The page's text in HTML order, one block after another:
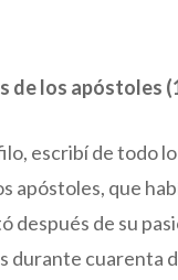
de los apóstoles
escribí de todo
apóstoles, que
después de su
durante cuarenta